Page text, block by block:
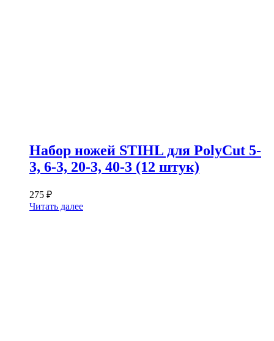
Набор ножей STIHL для PolyCut 5-
3, 6-3, 20-3, 40-3 (12 штук)
275 ₽
Читать далее